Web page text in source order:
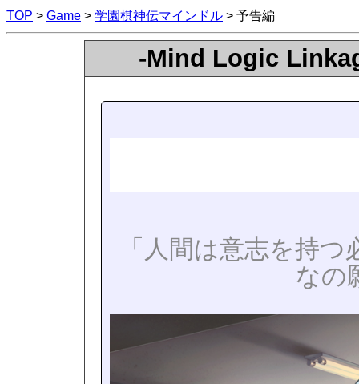
TOP > Game > 学園棋神伝マインドル > 予告編
-Mind Logic
「人間は意志を持
なの